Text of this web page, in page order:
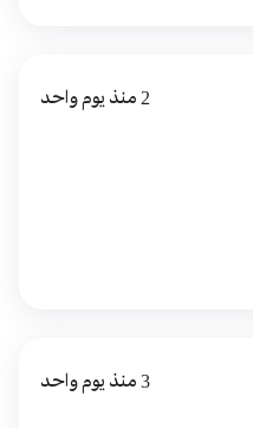
2 منذ يوم واحد
3 منذ يوم واحد